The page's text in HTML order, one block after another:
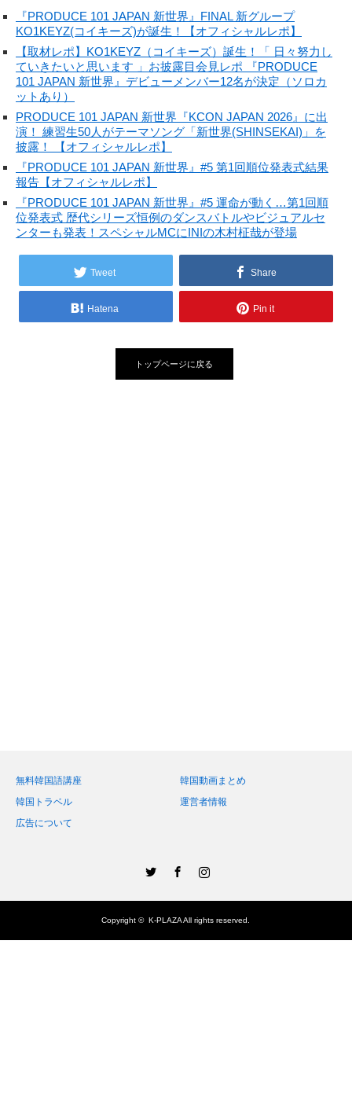
『PRODUCE 101 JAPAN 新世界』FINAL 新グループ
KO1KEYZ(コイキーズ)が誕生！【オフィシャルレポ】
【取材レポ】KO1KEYZ（コイキーズ）誕生！「 日々努力し
ていきたいと思います 」お披露目会見レポ 『PRODUCE
101 JAPAN 新世界』デビューメンバー12名が決定（ソロカ
ットあり）
PRODUCE 101 JAPAN 新世界『KCON JAPAN 2026』に出
演！ 練習生50人がテーマソング「新世界(SHINSEKAI)」を
披露！ 【オフィシャルレポ】
『PRODUCE 101 JAPAN 新世界』#5 第1回順位発表式結果
報告【オフィシャルレポ】
『PRODUCE 101 JAPAN 新世界』#5 運命が動く…第1回順
位発表式 歴代シリーズ恒例のダンスバトルやビジュアルセ
ンターも発表！スペシャルMCにINIの木村柾哉が登場
Tweet Share
Hatena Pin it
トップページに戻る
無料韓国語講座
韓国動画まとめ
韓国トラベル
運営者情報
広告について
Copyright ©K-PLAZAAll rights reserved.